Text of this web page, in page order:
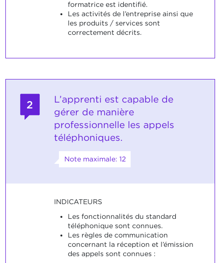
formatrice est identifié.
Les activités de l’entreprise ainsi que
les produits / services sont
correctement décrits.
2
L’apprenti est capable de
gérer de manière
professionnelle les appels
téléphoniques.
Note maximale: 12
INDICATEURS
Les fonctionnalités du standard
téléphonique sont connues.
Les règles de communication
concernant la réception et l’émission
des appels sont connues :